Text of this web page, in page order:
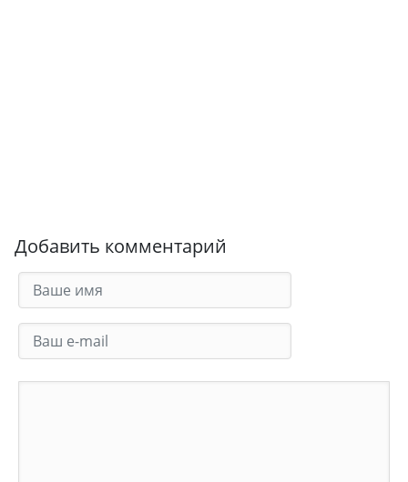
Добавить комментарий